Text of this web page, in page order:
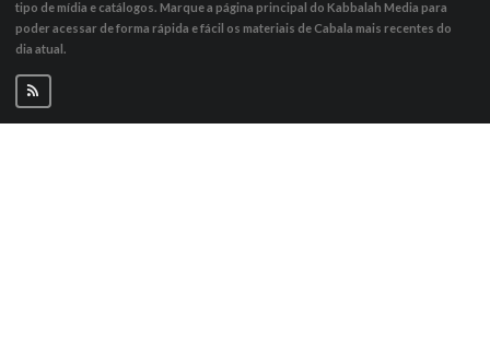
tipo de mídia e catálogos. Marque a página principal do Kabbalah Media para
poder acessar de forma rápida e fácil os materiais de Cabala mais recentes do
dia atual.